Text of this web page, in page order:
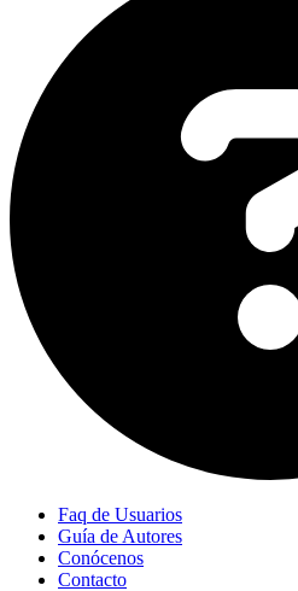
Faq de Usuarios
Guía de Autores
Conócenos
Contacto